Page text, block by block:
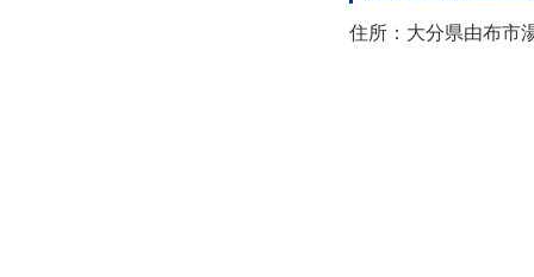
住所：大分県由布市